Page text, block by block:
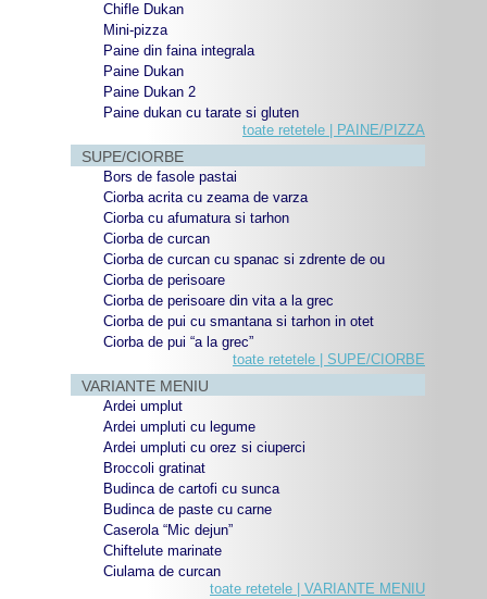
Chifle Dukan
Mini-pizza
Paine din faina integrala
Paine Dukan
Paine Dukan 2
Paine dukan cu tarate si gluten
toate retetele | PAINE/PIZZA
SUPE/CIORBE
Bors de fasole pastai
Ciorba acrita cu zeama de varza
Ciorba cu afumatura si tarhon
Ciorba de curcan
Ciorba de curcan cu spanac si zdrente de ou
Ciorba de perisoare
Ciorba de perisoare din vita a la grec
Ciorba de pui cu smantana si tarhon in otet
Ciorba de pui “a la grec”
toate retetele | SUPE/CIORBE
VARIANTE MENIU
Ardei umplut
Ardei umpluti cu legume
Ardei umpluti cu orez si ciuperci
Broccoli gratinat
Budinca de cartofi cu sunca
Budinca de paste cu carne
Caserola “Mic dejun”
Chiftelute marinate
Ciulama de curcan
toate retetele | VARIANTE MENIU